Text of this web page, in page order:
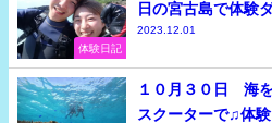
体験日記
日の宮古島で体
2023.12.01
１０月３０日 海
スクーターで♫体